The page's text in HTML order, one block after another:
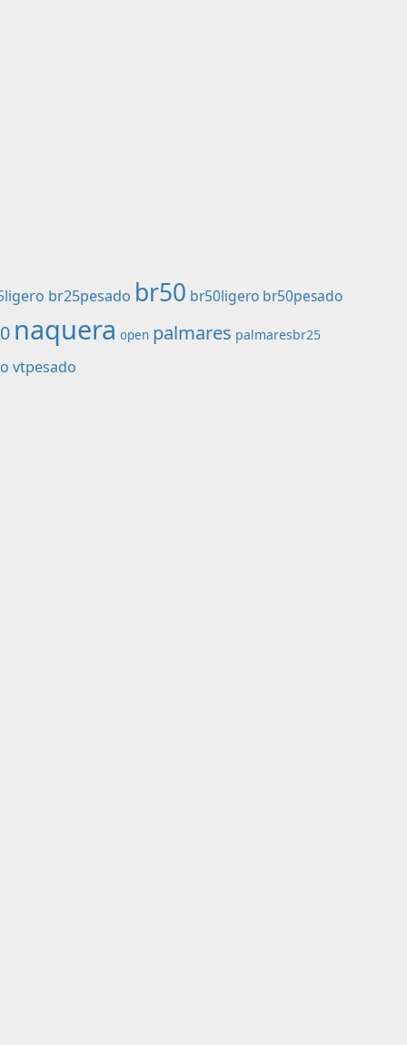
br25pesado br50 br50ligero br50pesado
naquera open palmares palmaresbr25
vtpesado